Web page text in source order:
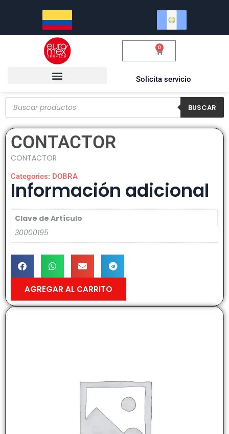
0
Solicita servicio
BUSCAR
CONTACTOR
CONTACTOR
Categories: DOBRA
Información adicional
Clave de Artículo
30000195
AGREGAR AL CARRITO